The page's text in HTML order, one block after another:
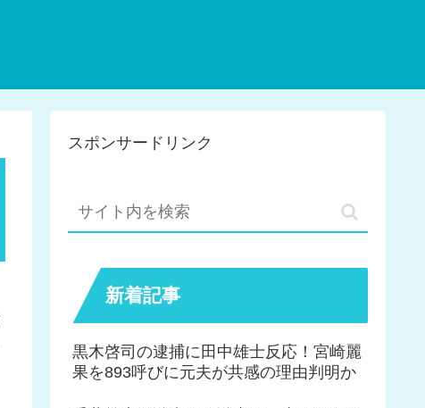
スポンサードリンク
新着記事
黒木啓司の逮捕に田中雄士反応！宮崎麗
果を893呼びに元夫が共感の理由判明か